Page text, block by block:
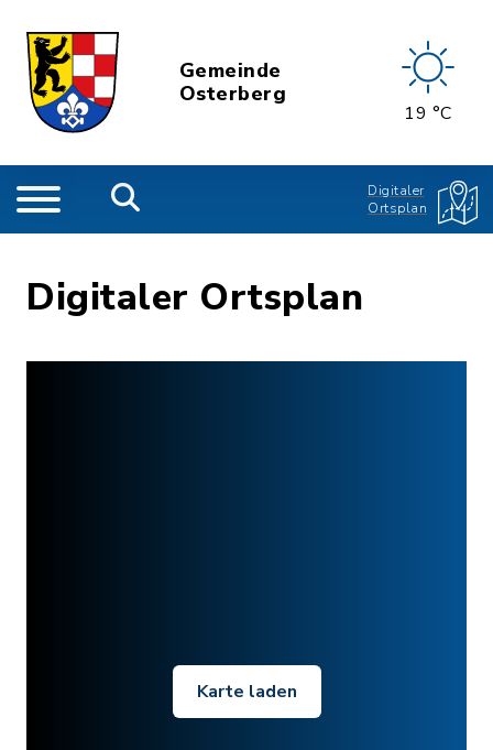
Gemeinde
Osterberg
19 °C
Digitaler
Ortsplan
Digitaler Ortsplan
Karte laden